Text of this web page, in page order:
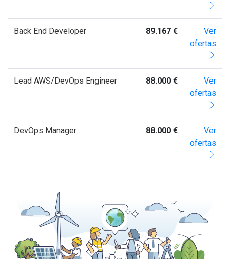
Back End Developer 89.167 €
Ver
ofertas
Lead AWS/DevOps Engineer 88.000 €
Ver
ofertas
DevOps Manager 88.000 €
Ver
ofertas